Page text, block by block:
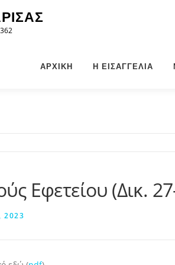
ΑΡΧΙΚΉ Η ΕΙΣΑΓΓΕΛΊΑ
Εφετείου (Δικ.
2023